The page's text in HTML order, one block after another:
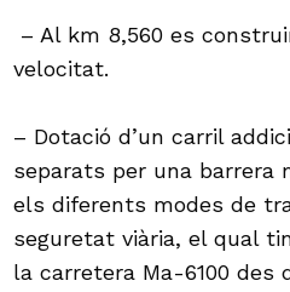
– Al km 8,560 es
velocitat.
– Dotació d’un carril
separats per una
els diferents modes de
seguretat viària, el qual
la carretera Ma-6100 des